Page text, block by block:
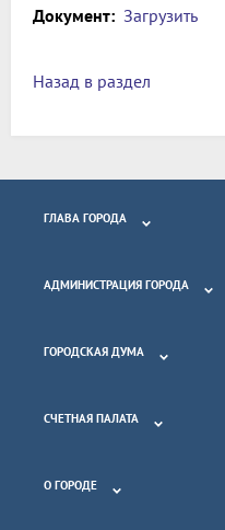
Документ: Загрузить
Назад в раздел
ГЛАВА ГОРОДА
АДМИНИСТРАЦИЯ ГОРОДА
ГОРОДСКАЯ ДУМА
СЧЕТНАЯ ПАЛАТА
О ГОРОДЕ